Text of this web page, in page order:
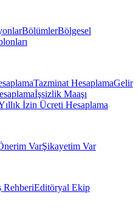
BölümlerBölgesel
Tazminat HesaplamaGelir
İşsizlik Maaşı
İzin Ücreti Hesaplama
VarŞikayetim Var
RehberiEditöryal Ekip